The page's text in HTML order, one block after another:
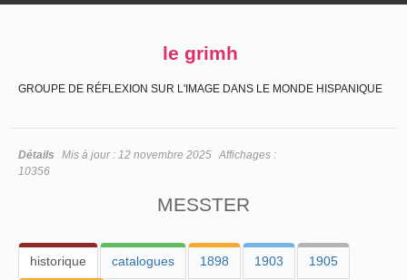
le grimh
GROUPE DE RÉFLEXION SUR L'IMAGE DANS LE MONDE HISPANIQUE
Détails Mis à jour : 12 novembre 2025 Affichages :
10356
MESSTER
historique catalogues 1898 1903 1905